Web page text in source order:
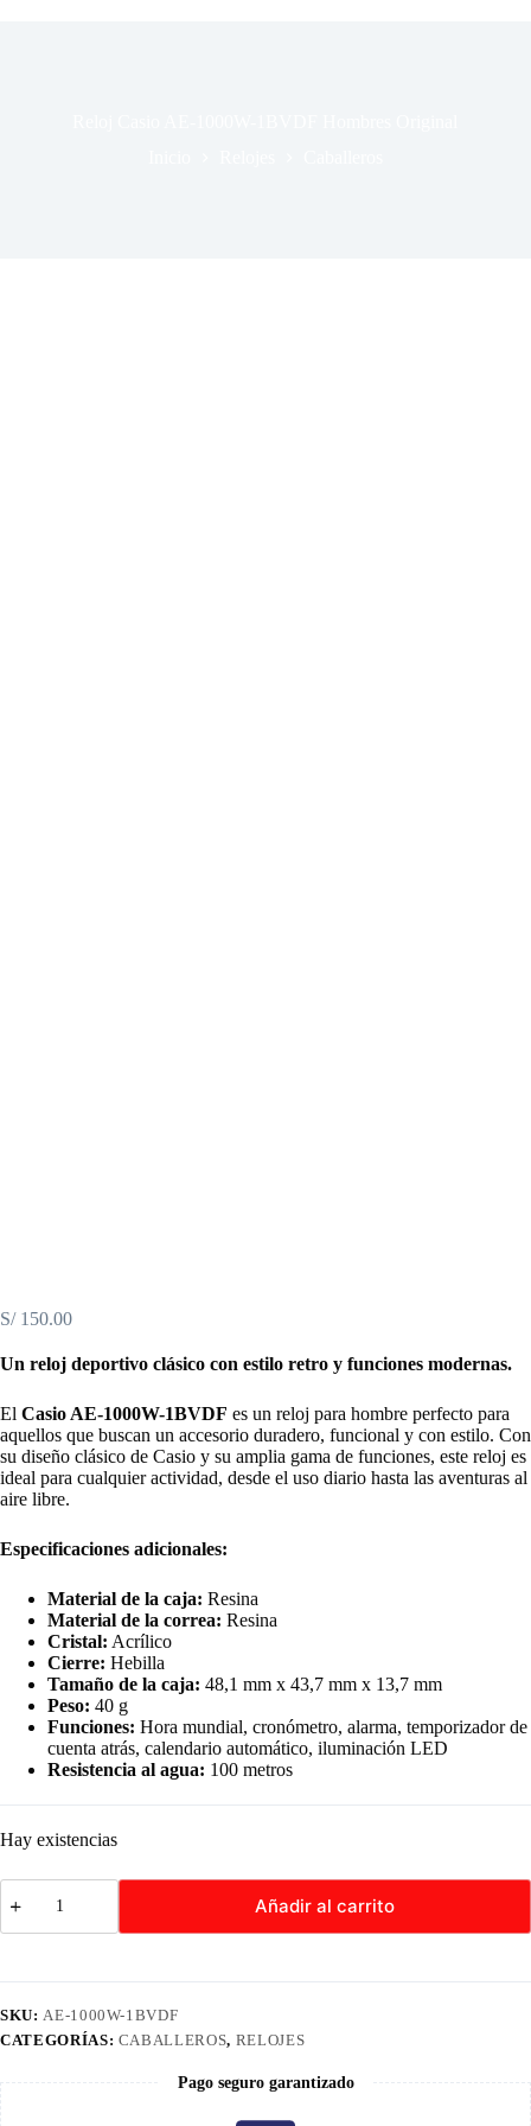
S/150.00
Un reloj deportivo clásico con estilo retro y funciones modernas.
El Casio AE-1000W-1BVDF es un reloj para hombre perfecto para
aquellos que buscan un accesorio duradero, funcional y con estilo. Con
su diseño clásico de Casio y su amplia gama de funciones, este reloj es
ideal para cualquier actividad, desde el uso diario hasta las aventuras al
aire libre.
Especificaciones adicionales:
Material de la caja: Resina
Material de la correa: Resina
Cristal: Acrílico
Cierre: Hebilla
Tamaño de la caja: 48,1 mm x 43,7 mm x 13,7 mm
Peso: 40 g
Funciones: Hora mundial, cronómetro, alarma, temporizador de
cuenta atrás, calendario automático, iluminación LED
Resistencia al agua: 100 metros
Hay existencias
Reloj
Casio
AE-
Original
Añadir al carrito
SKU: AE-1000W-1BVDF
CATEGORÍAS: CABALLEROS, RELOJES
Pago seguro garantizado